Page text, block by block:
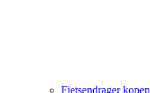
Fietsendrager kopen